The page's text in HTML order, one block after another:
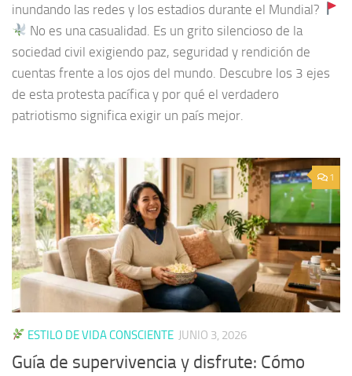
inundando las redes y los estadios durante el Mundial?
No es una casualidad. Es un grito silencioso de la
sociedad civil exigiendo paz, seguridad y rendición de
cuentas frente a los ojos del mundo. Descubre los 3 ejes
de esta protesta pacífica y por qué el verdadero
patriotismo significa exigir un país mejor.
1
ESTILO DE VIDA CONSCIENTE JUNIO 3, 2026
Guía de supervivencia y disfrute: Cómo